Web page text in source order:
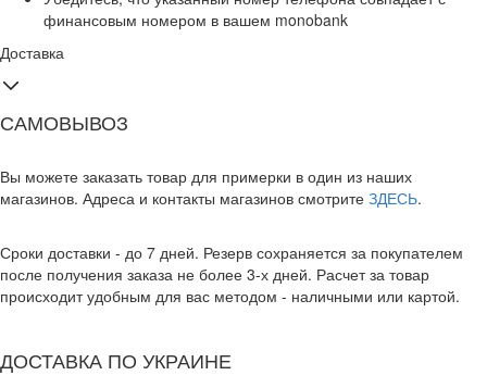
финансовым номером в вашем monobank
Доставка
САМОВЫВОЗ
Вы можете заказать товар для примерки в один из наших
магазинов. Адреса и контакты магазинов смотрите ЗДЕСЬ.
Сроки доставки - до 7 дней. Резерв сохраняется за покупателем
после получения заказа не более 3-х дней. Расчет за товар
происходит удобным для вас методом - наличными или картой.
ДОСТАВКА ПО УКРАИНЕ